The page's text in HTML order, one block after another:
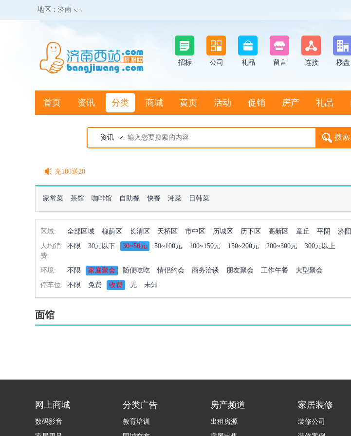
地区： 济南
招标 公司 礼品 留言 连接 楼盘
首页 资讯 分类 商城 黄页 活动 促销 房产 礼品
资讯
棒极网点卡充值请联系客服
充100送20
家常菜 茶馆 咖啡馆 自助餐 快餐 湘菜 日韩菜
区域: 全部区域 槐荫区 长清区 天桥区 市中区 历城区 历下区 高新区 章丘 平阴 济阳
人均消
费:
不限 30元以下 30~50元 50~100元 100~150元 150~200元 200~300元 300元以上
环境: 不限 家庭聚会 随便吃吃 情侣约会 商务洽谈 朋友聚会 工作午餐
大型聚会
停车位:
不限 免费 收费 无 未知
面馆
网上商城
数码影音
分类广告
教育培训
房产频道
出租房源
家居装修
装修公司